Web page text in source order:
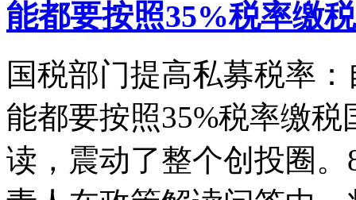
能都要按照35%税率缴税
国税部门提高私募税率
能都要按照35%税率缴
读，震动了整个创投圈